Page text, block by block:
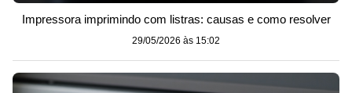
Impressora imprimindo com listras: causas e como resolver
29/05/2026 às 15:02